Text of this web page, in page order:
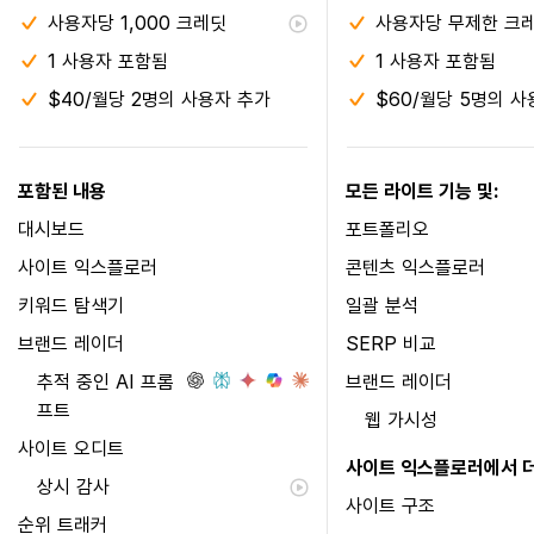
사용자당 1,000 크레딧
1 사용자 포함됨
$40/월당 2명의 사용자 추가
사용자당 무제한 크
1 사용자 포함됨
$60/월당 5명의 사
포함된 내용
대시보드
사이트 익스플로러
키워드 탐색기
브랜드 레이더
추적 중인 AI 프롬
프트
사이트 오디트
상시 감사
순위 트래커
모든 라이트 기능 및:
포트폴리오
콘텐츠 익스플로러
일괄 분석
SERP 비교
브랜드 레이더
웹 가시성
사이트 익스플로러에서
사이트 구조